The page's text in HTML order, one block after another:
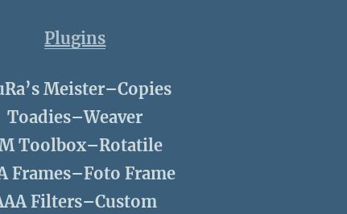
Plugins
Meister–Copies
Toadies–Weaver
Toolbox–Rotatile
Frames–Foto Frame
Filters–Custom